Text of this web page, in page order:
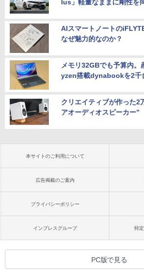
lus」軽量なままに剛性を
AIスマートノートの
なぜ魅力的なのか？
メモリ32GBでも予算内。
yzen搭載dynabookを2千
クリエイティブが作った2
アオーディオスピーカー”
本サイトのご利用について
広告掲載のご案内
プライバシーポリシー
インプレスグループ 特
PC版で見る